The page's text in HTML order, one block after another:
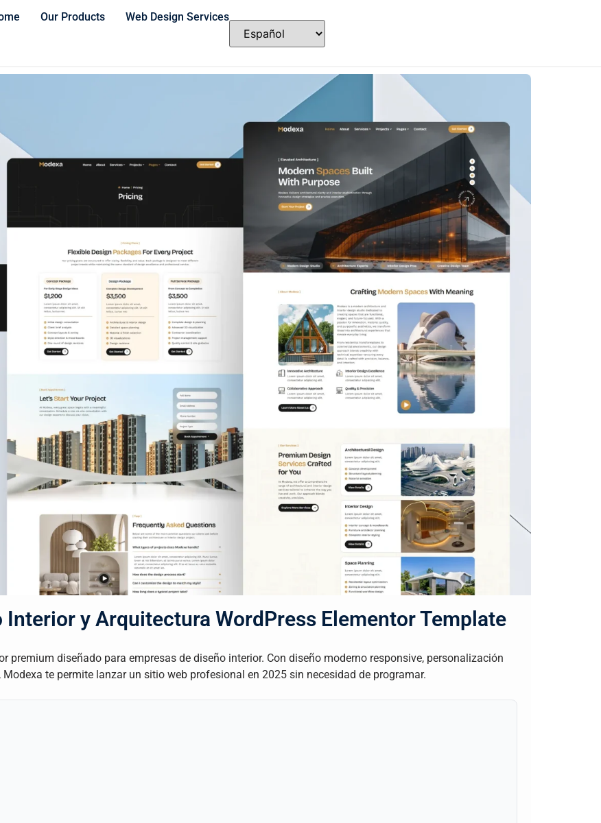
Our Products Web Design Services
Interior y Arquitectura WordPress Elementor Template
premium diseñado para empresas de diseño interior. Con diseño moderno responsive, personalización
te permite lanzar un sitio web profesional en 2025 sin necesidad de programar.